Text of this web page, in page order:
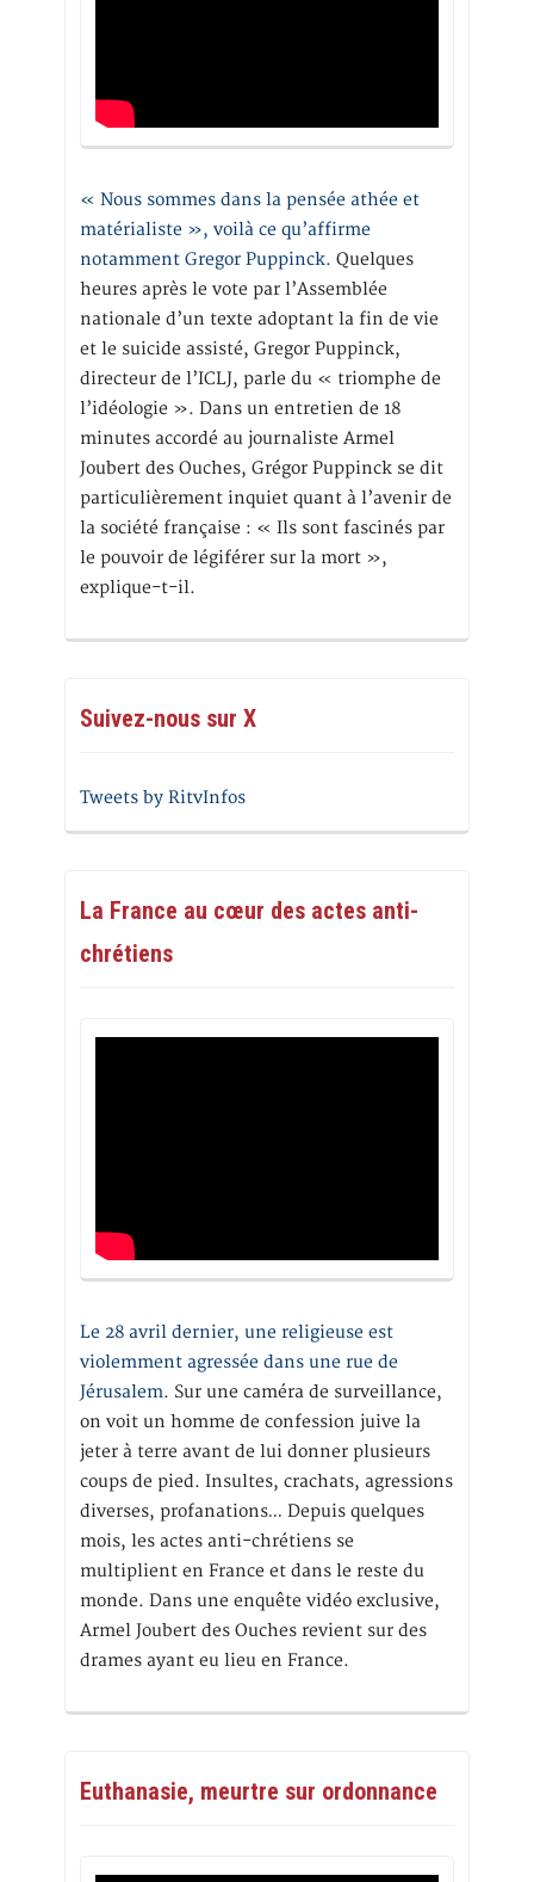
« Nous sommes dans la pensée athée et
matérialiste », voilà ce qu’affirme
notamment Gregor Puppinck. Quelques
heures après le vote par l’Assemblée
nationale d’un texte adoptant la fin de vie
et le suicide assisté, Gregor Puppinck,
directeur de l’ICLJ, parle du « triomphe de
l’idéologie ». Dans un entretien de 18
minutes accordé au journaliste Armel
Joubert des Ouches, Grégor Puppinck se dit
particulièrement inquiet quant à l’avenir de
la société française : « Ils sont fascinés par
le pouvoir de légiférer sur la mort »,
explique-t-il.
Suivez-nous sur X
Tweets by RitvInfos
La France au cœur des actes anti-
chrétiens
Le 28 avril dernier, une religieuse est
violemment agressée dans une rue de
Jérusalem. Sur une caméra de surveillance,
on voit un homme de confession juive la
jeter à terre avant de lui donner plusieurs
coups de pied. Insultes, crachats, agressions
diverses, profanations… Depuis quelques
mois, les actes anti-chrétiens se
multiplient en France et dans le reste du
monde. Dans une enquête vidéo exclusive,
Armel Joubert des Ouches revient sur des
drames ayant eu lieu en France.
Euthanasie, meurtre sur ordonnance